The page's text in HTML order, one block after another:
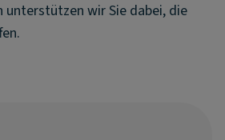
unterstützen wir Sie dabei, die